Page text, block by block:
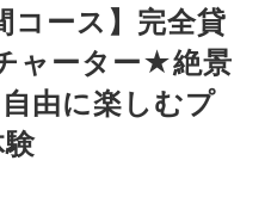
コース】完全貸
ャーター★絶景
由に楽しむプ